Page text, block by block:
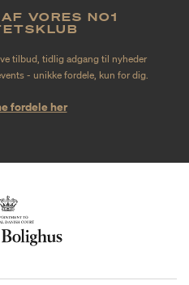
VORES NO1
tilbud, tidlig adgang til nyheder
- unikke fordele, kun for dig.
fordele her